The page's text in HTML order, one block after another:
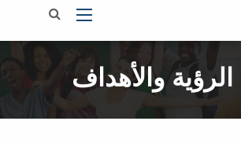
الرؤية والأهداف